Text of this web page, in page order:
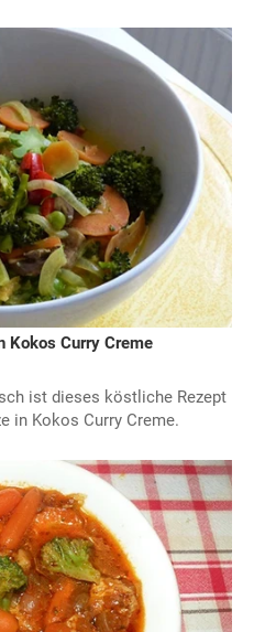
Kokos Curry Creme
ist dieses köstliche Rezept
in Kokos Curry Creme.